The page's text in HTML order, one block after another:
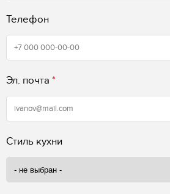
Телефон
Эл. почта *
Стиль кухни